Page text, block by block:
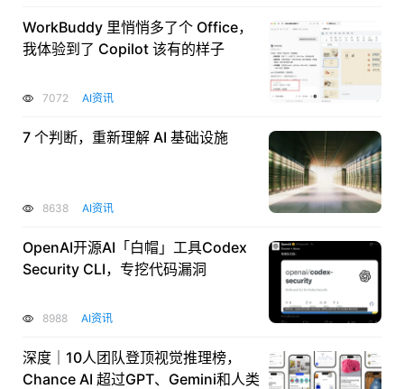
WorkBuddy 里悄悄多了个 Office，
我体验到了 Copilot 该有的样子
7072 AI资讯
7 个判断，重新理解 AI 基础设施
8638 AI资讯
OpenAI开源AI「白帽」工具Codex
Security CLI，专挖代码漏洞
8988 AI资讯
深度｜10人团队登顶视觉推理榜，
Chance AI 超过GPT、Gemini和人类